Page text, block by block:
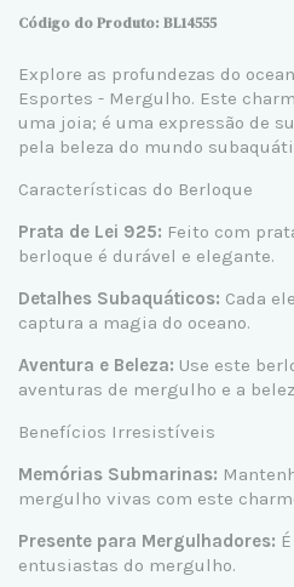
Código do Produto: BL14555
Explore as profundezas do
Esportes - Mergulho. Este
uma joia; é uma expressão de
pela beleza do mundo
Características do Berloque
Prata de Lei 925: Feito com
berloque é durável e elegante.
Detalhes Subaquáticos: Cada
captura a magia do oceano.
Aventura e Beleza: Use este
aventuras de mergulho e a
Benefícios Irresistíveis
Memórias Submarinas:
mergulho vivas com este
Presente para Mergulhadores:
entusiastas do mergulho.